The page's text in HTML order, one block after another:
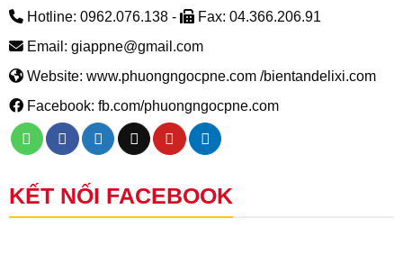
Hotline: 0962.076.138 -
Fax: 04.366.206.91
Email: giappne@gmail.com
Website: www.phuongngocpne.com /bientandelixi.com
Facebook: fb.com/phuongngocpne.com
KẾT NỐI FACEBOOK